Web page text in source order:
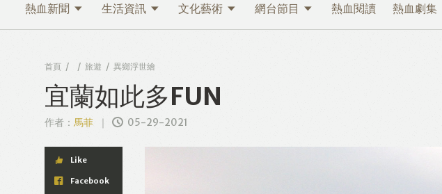
熱血新聞 生活資訊 文化藝術 網台節目 熱血閱讀 熱血劇集
首頁 旅遊 異鄉浮世繪
宜蘭如此多FUN
作者： 馬菲 05-29-2021
Like
Facebook